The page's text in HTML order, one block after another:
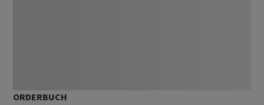
ORDERBUCH